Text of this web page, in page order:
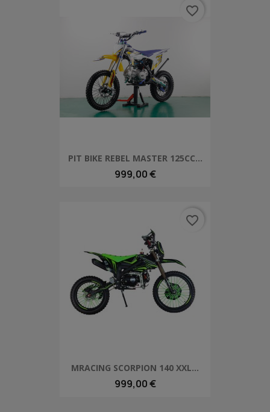
PIT BIKE REBEL MASTER 125CC...
999,00 €
favorite_border
MRACING SCORPION 140 XXL...
999,00 €
favorite_border